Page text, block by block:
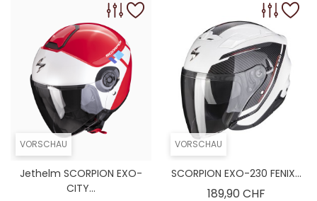
VORSCHAU
Jethelm SCORPION EXO-
CITY...
VORSCHAU
SCORPION EXO-230 FENIX...
189,90 CHFPreis